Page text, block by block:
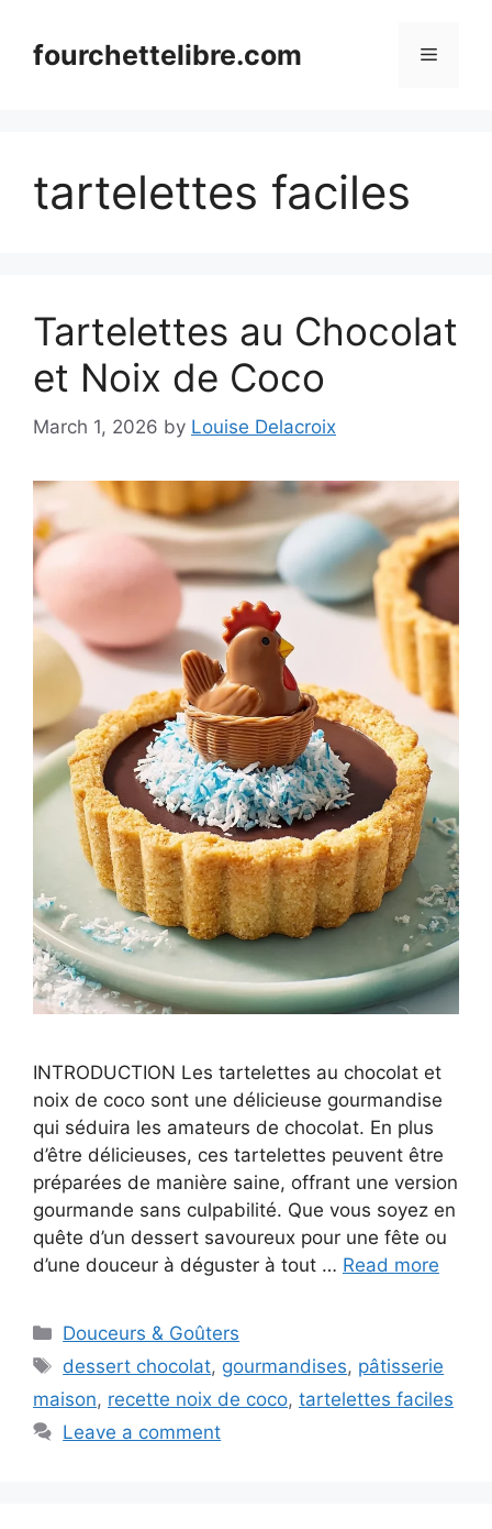
contentfourchettelibre.com Menu
tartelettes faciles
Tartelettes au Chocolat
et Noix de Coco
March 1, 2026 by Louise Delacroix
INTRODUCTION Les tartelettes au chocolat et
noix de coco sont une délicieuse gourmandise
qui séduira les amateurs de chocolat. En plus
d’être délicieuses, ces tartelettes peuvent être
préparées de manière saine, offrant une version
gourmande sans culpabilité. Que vous soyez en
quête d’un dessert savoureux pour une fête ou
d’une douceur à déguster à tout … Read more
Categories
Douceurs & Goûters
Tags
dessert chocolat, gourmandises, pâtisserie
maison, recette noix de coco, tartelettes faciles
Leave a comment